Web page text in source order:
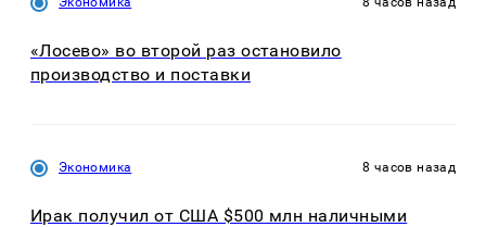
«Лосево» во второй раз остановило
производство и поставки
Экономика 8 часов назад
Ирак получил от США $500 млн наличными